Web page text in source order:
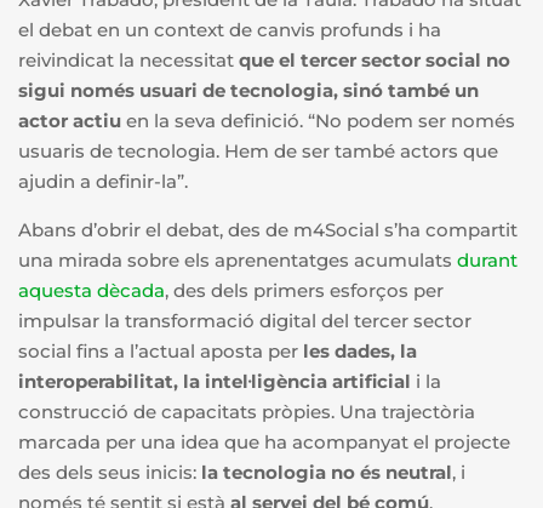
el debat en un context de canvis profunds i ha
reivindicat la necessitat que el tercer sector social no
sigui només usuari de tecnologia, sinó també un
actor actiu en la seva definició. “No podem ser només
usuaris de tecnologia. Hem de ser també actors que
ajudin a definir-la”.
Abans d’obrir el debat, des de m4Social s’ha compartit
una mirada sobre els aprenentatges acumulats durant
aquesta dècada, des dels primers esforços per
impulsar la transformació digital del tercer sector
social fins a l’actual aposta per les dades, la
interoperabilitat, la intel·ligència artificial i la
construcció de capacitats pròpies. Una trajectòria
marcada per una idea que ha acompanyat el projecte
des dels seus inicis: la tecnologia no és neutral, i
només té sentit si està al servei del bé comú.